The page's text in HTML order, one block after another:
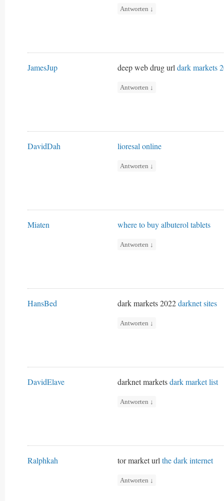
Antworten ↓
JamesJup deep web drug urldark markets
Antworten ↓
DavidDah lioresal online
Antworten ↓
Miaten where to buy albuterol tablets
Antworten ↓
HansBed dark markets 2022darknet sites
Antworten ↓
DavidElave darknet marketsdark market list
Antworten ↓
Ralphkah tor market urlthe dark internet
Antworten ↓